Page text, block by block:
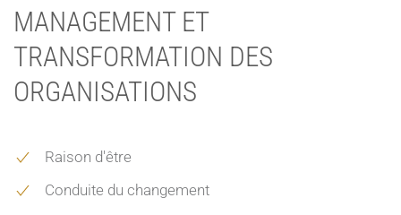
MANAGEMENT ET
TRANSFORMATION DES
ORGANISATIONS
Raison d'être
Conduite du changement